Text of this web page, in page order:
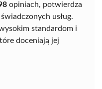
opiniach, potwierdza
usług.
standardom i
doceniają jej